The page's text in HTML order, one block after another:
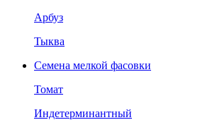
Арбуз
Тыква
Семена мелкой фасовки
Томат
Индетерминантный